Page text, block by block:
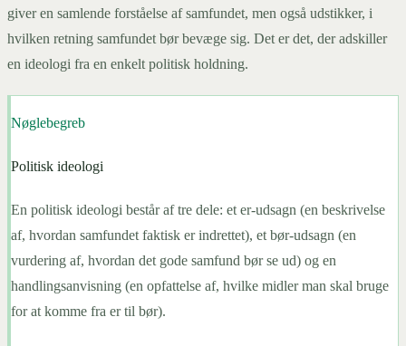
giver en samlende forståelse af samfundet, men også udstikker, i
hvilken retning samfundet bør bevæge sig. Det er det, der adskiller
en ideologi fra en enkelt politisk holdning.
Nøglebegreb
Politisk ideologi
En politisk ideologi består af tre dele: et er-udsagn (en beskrivelse
af, hvordan samfundet faktisk er indrettet), et bør-udsagn (en
vurdering af, hvordan det gode samfund bør se ud) og en
handlingsanvisning (en opfattelse af, hvilke midler man skal bruge
for at komme fra er til bør).